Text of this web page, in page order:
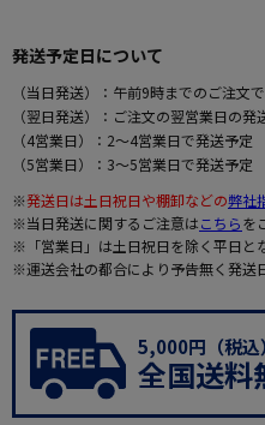
発送予定日について
（当日発送）：午前9時までのご注文
（翌日発送）：ご注文の翌営業日の発
（4営業日）：2～4営業日で発送予定
（5営業日）：3～5営業日で発送予定
※発送日は土日祝日や棚卸などの弊社
※当日発送に関するご注意はこちらを
※「営業日」は土日祝日を除く平日と
※運送会社の都合により予告無く発送
5,000円（税込
全国送料